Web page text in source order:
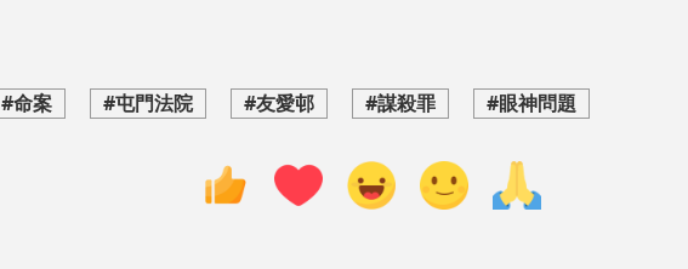
#命案 #屯門法院 #友愛邨 #謀殺罪 #眼神問題